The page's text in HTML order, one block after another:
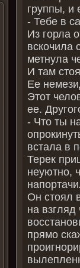
группы, и
- Тебе в
Из горла
вскочила
метнула
И там
Ее
Этот
ее.
- Что ты
встала в
Терек
неуютно,
Он стоял
на
прямо